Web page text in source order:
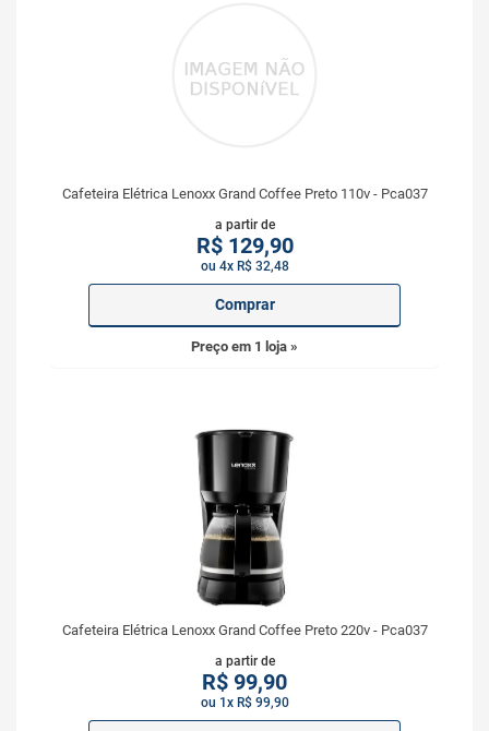
Cafeteira Elétrica Lenoxx Grand Coffee Preto 110v - Pca037
a partir de
R$129,90
ou 4x R$ 32,48
Comprar
Preço em 1 loja »
Cafeteira Elétrica Lenoxx Grand Coffee Preto 220v - Pca037
a partir de
R$ 99,90
ou 1x R$ 99,90